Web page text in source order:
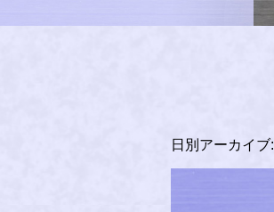
日別アーカイブ: